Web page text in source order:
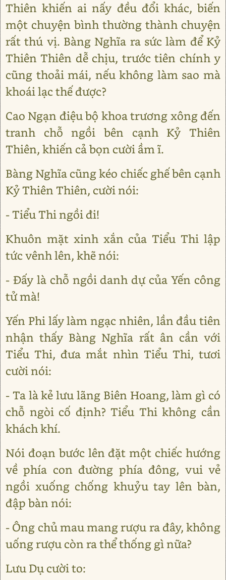
Thiên khiến ai nấy đều đổi khác, biến
một chuyện bình thường thành chuyện
rất thú vị. Bàng Nghĩa ra sức làm để Kỷ
Thiên Thiên dễ chịu, trước tiên chính y
cũng thoải mái, nếu không làm sao mà
khoái lạc thế được?
Cao Ngạn điệu bộ khoa trương xông đến
tranh chỗ ngồi bên cạnh Kỷ Thiên
Thiên, khiến cả bọn cười ầm ĩ.
Bàng Nghĩa cũng kéo chiếc ghế bên cạnh
Kỷ Thiên Thiên, cười nói:
- Tiểu Thi ngồi đi!
Khuôn mặt xinh xắn của Tiểu Thi lập
tức vênh lên, khẽ nói:
- Đấy là chỗ ngồi danh dự của Yến công
tử mà!
Yến Phi lấy làm ngạc nhiên, lần đầu tiên
nhận thấy Bàng Nghĩa rất ân cần với
Tiểu Thi, đưa mắt nhìn Tiểu Thi, tươi
cười nói:
- Ta là kẻ lưu lãng Biên Hoang, làm gì có
chỗ ngòi cố định? Tiểu Thi không cần
khách khí.
Nói đoạn bước lên đặt một chiếc hướng
về phía con đường phía đông, vui vẻ
ngồi xuống chống khuỷu tay lên bàn,
đập bàn nói:
- Ông chủ mau mang rượu ra đây, không
uống rượu còn ra thể thống gì nữa?
Lưu Dụ cười to: